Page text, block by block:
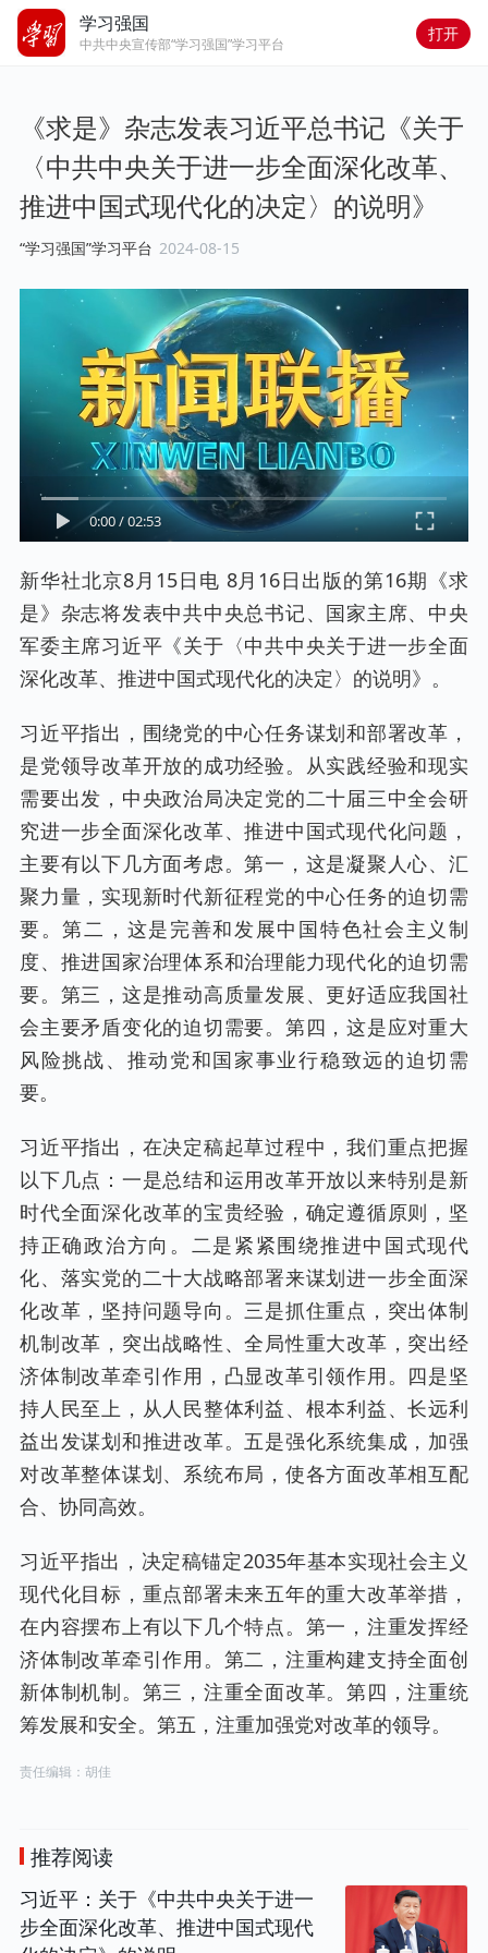
学习强国
中共中央宣传部“学习强国”学习平台
打开
《求是》杂志发表习近平总书记《关于
〈中共中央关于进一步全面深化改革、
推进中国式现代化的决定〉的说明》
“学习强国”学习平台 2024-08-15
0:00/02:53
新华社北京8月15日电 8月16日出版的第16期《求
是》杂志将发表中共中央总书记、国家主席、中央
军委主席习近平《关于〈中共中央关于进一步全面
深化改革、推进中国式现代化的决定〉的说明》。
习近平指出，围绕党的中心任务谋划和部署改革，
是党领导改革开放的成功经验。从实践经验和现实
需要出发，中央政治局决定党的二十届三中全会研
究进一步全面深化改革、推进中国式现代化问题，
主要有以下几方面考虑。第一，这是凝聚人心、汇
聚力量，实现新时代新征程党的中心任务的迫切需
要。第二，这是完善和发展中国特色社会主义制
度、推进国家治理体系和治理能力现代化的迫切需
要。第三，这是推动高质量发展、更好适应我国社
会主要矛盾变化的迫切需要。第四，这是应对重大
风险挑战、推动党和国家事业行稳致远的迫切需
要。
习近平指出，在决定稿起草过程中，我们重点把握
以下几点：一是总结和运用改革开放以来特别是新
时代全面深化改革的宝贵经验，确定遵循原则，坚
持正确政治方向。二是紧紧围绕推进中国式现代
化、落实党的二十大战略部署来谋划进一步全面深
化改革，坚持问题导向。三是抓住重点，突出体制
机制改革，突出战略性、全局性重大改革，突出经
济体制改革牵引作用，凸显改革引领作用。四是坚
持人民至上，从人民整体利益、根本利益、长远利
益出发谋划和推进改革。五是强化系统集成，加强
对改革整体谋划、系统布局，使各方面改革相互配
合、协同高效。
习近平指出，决定稿锚定2035年基本实现社会主义
现代化目标，重点部署未来五年的重大改革举措，
在内容摆布上有以下几个特点。第一，注重发挥经
济体制改革牵引作用。第二，注重构建支持全面创
新体制机制。第三，注重全面改革。第四，注重统
筹发展和安全。第五，注重加强党对改革的领导。
责任编辑：胡佳
推荐阅读
习近平：关于《中共中央关于进一
步全面深化改革、推进中国式现代